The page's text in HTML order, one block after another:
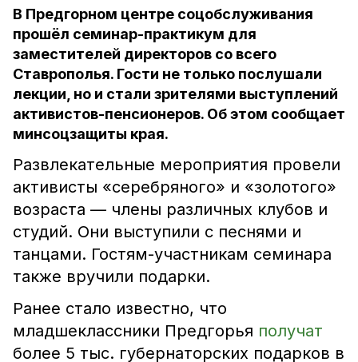
В Предгорном центре соцобслуживания
прошёл семинар-практикум для
заместителей директоров со всего
Ставрополья. Гости не только послушали
лекции, но и стали зрителями выступлений
активистов-пенсионеров. Об этом сообщает
минсоцзащиты края.
Развлекательные мероприятия провели
активисты «серебряного» и «золотого»
возраста — члены различных клубов и
студий. Они выступили с песнями и
танцами. Гостям-участникам семинара
также вручили подарки.
Ранее стало известно, что
младшеклассники Предгорья получат
более 5 тыс. губернаторских подарков в